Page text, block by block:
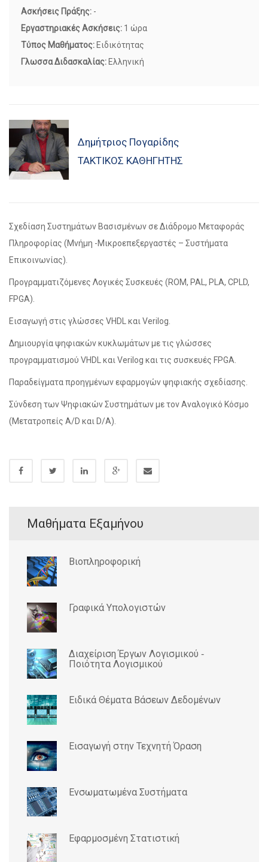
Ασκήσεις Πράξης: -
Εργαστηριακές Ασκήσεις: 1 ώρα
Τύπος Μαθήματος: Ειδικότητας
Γλωσσα Διδασκαλίας: Ελληνική
Δημήτριος Πογαρίδης
ΤΑΚΤΙΚΌΣ ΚΑΘΗΓΗΤΉΣ
Σχεδίαση Συστημάτων Βασισμένων σε Διάδρομο Μεταφοράς
Πληροφορίας (Μνήμη -Μικροεπεξεργαστές – Συστήματα
Επικοινωνίας).
Προγραμματιζόμενες Λογικές Συσκευές (ROM, PAL, PLA, CPLD,
FPGA).
Εισαγωγή στις γλώσσες VHDL και Verilog.
Δημιουργία ψηφιακών κυκλωμάτων με τις γλώσσες
προγραμματισμού VHDL και Verilog και τις συσκευές FPGA.
Παραδείγματα προηγμένων εφαρμογών ψηφιακής σχεδίασης.
Σύνδεση των Ψηφιακών Συστημάτων με τον Αναλογικό Κόσμο
(Μετατροπείς Α/D και D/A).
Μαθήματα Εξαμήνου
Βιοπληροφορική
Γραφικά Υπολογιστών
Διαχείριση Έργων Λογισμικού ‐
Ποιότητα Λογισμικού
Ειδικά Θέματα Βάσεων Δεδομένων
Εισαγωγή στην Τεχνητή Όραση
Ενσωματωμένα Συστήματα
Εφαρμοσμένη Στατιστική